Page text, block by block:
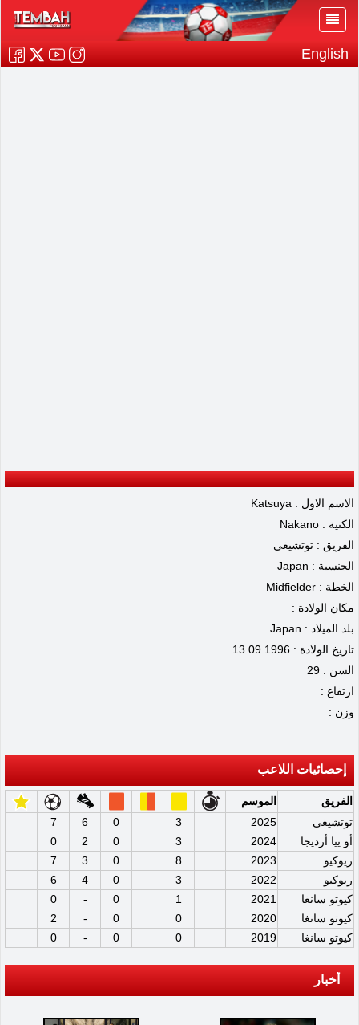
English
الاسم الاول : Katsuya
الكنية : Nakano
الفريق : توتشيغي
الجنسية : Japan
الخطة : Midfielder
مكان الولادة :
بلد الميلاد : Japan
تاريخ الولادة : 13.09.1996
السن : 29
ارتفاع :
وزن :
إحصائيات اللاعب
الفريق
الموسم
توتشيغي
2025
3
0
6
7
أو ييا أرديجا
2024
3
0
2
0
ريوكيو
2023
8
0
3
7
ريوكيو
2022
3
0
4
6
كيوتو سانغا
2021
1
0
-
0
كيوتو سانغا
2020
0
0
-
2
كيوتو سانغا
2019
0
0
-
0
أخبار